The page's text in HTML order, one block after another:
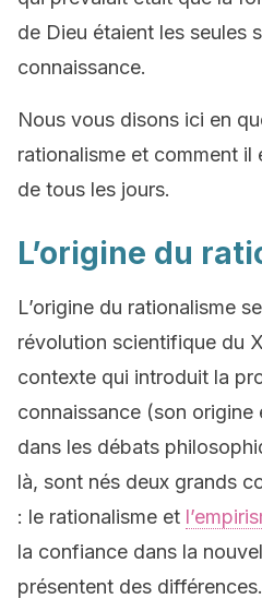
de Dieu étaient les seules
connaissance.
Nous vous disons ici en
rationalisme et comment il
de tous les jours.
L’origine du
L’origine du rationalisme
révolution scientifique du
contexte qui introduit la
connaissance (son origine
dans les débats
là, sont nés deux grands
: le rationalisme et
la confiance dans la
présentent des différences.